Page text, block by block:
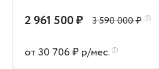
2 961 500 ₽ 3 590 000 ₽
от 30 706 ₽ р/мес.